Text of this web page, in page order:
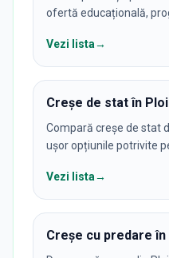
ofertă educațională,
Vezi lista→
Creșe de stat în
Compară creșe de stat
ușor opțiunile potrivite
Vezi lista→
Creșe cu predare